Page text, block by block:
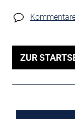
ZUR